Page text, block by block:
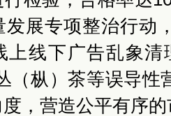
发展专项整治行动
上线下广告乱象清
（枞）茶等误导
，营造公平有序